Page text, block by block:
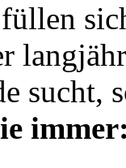
sucht,